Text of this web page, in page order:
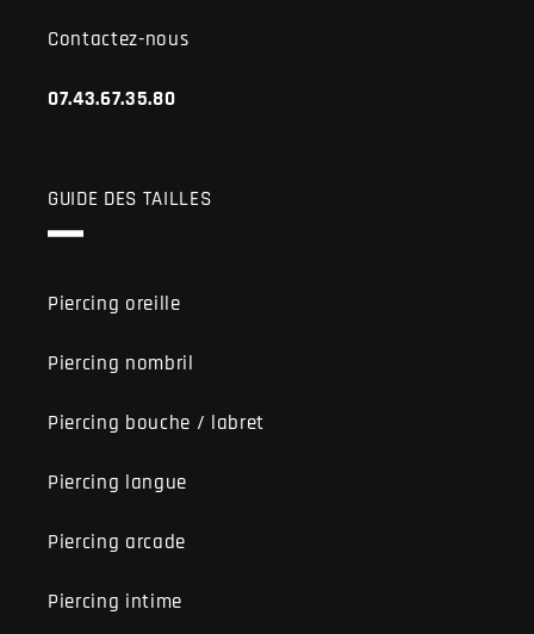
Contactez-nous
07.43.67.35.80
GUIDE DES TAILLES
Piercing oreille
Piercing nombril
Piercing bouche / labret
Piercing langue
Piercing arcade
Piercing intime